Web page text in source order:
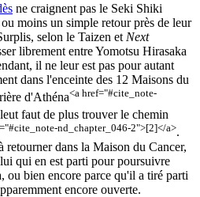
ne craignent pas le Seki Shiki
moins un simple retour près de leur
selon le Taizen et Next
librement entre Yomotsu Hirasaka
il ne leur est pas pour autant
dans l'enceinte des 12 Maisons du
d'Athéna<a href="#cite_note-
faut de plus trouver le chemin
nd_chapter_046-2">[2]</a>.
retourner dans la Maison du Cancer,
qui en est parti pour poursuivre
ou bien encore parce qu'il a tiré parti
encore ouverte.